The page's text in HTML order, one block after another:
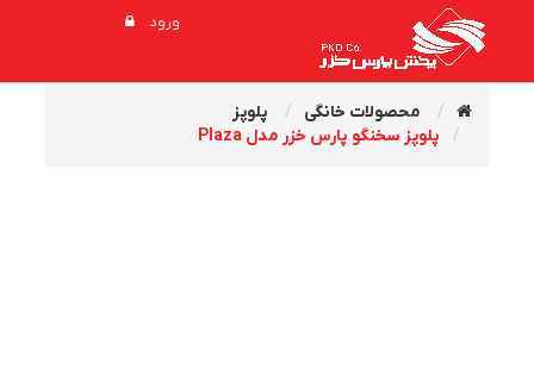
ورود
محصولات خانگی
پلوپز
پلوپز سخنگو پارس خزر مدل Plaza